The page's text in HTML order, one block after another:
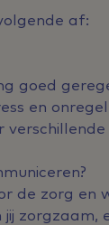
af:
goed
en
verschillende
de zorg en
jij zorgzaam,